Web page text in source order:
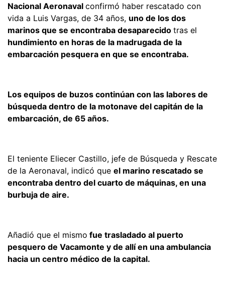
Nacional Aeronaval confirmó haber rescatado con
vida a Luis Vargas, de 34 años, uno de los dos
marinos que se encontraba desaparecido tras el
hundimiento en horas de la madrugada de la
embarcación pesquera en que se encontraba.
Los equipos de buzos continúan con las labores de
búsqueda dentro de la motonave del capitán de la
embarcación, de 65 años.
El teniente Eliecer Castillo, jefe de Búsqueda y Rescate
de la Aeronaval, indicó que el marino rescatado se
encontraba dentro del cuarto de máquinas, en una
burbuja de aire.
Añadió que el mismo fue trasladado al puerto
pesquero de Vacamonte y de allí en una ambulancia
hacia un centro médico de la capital.